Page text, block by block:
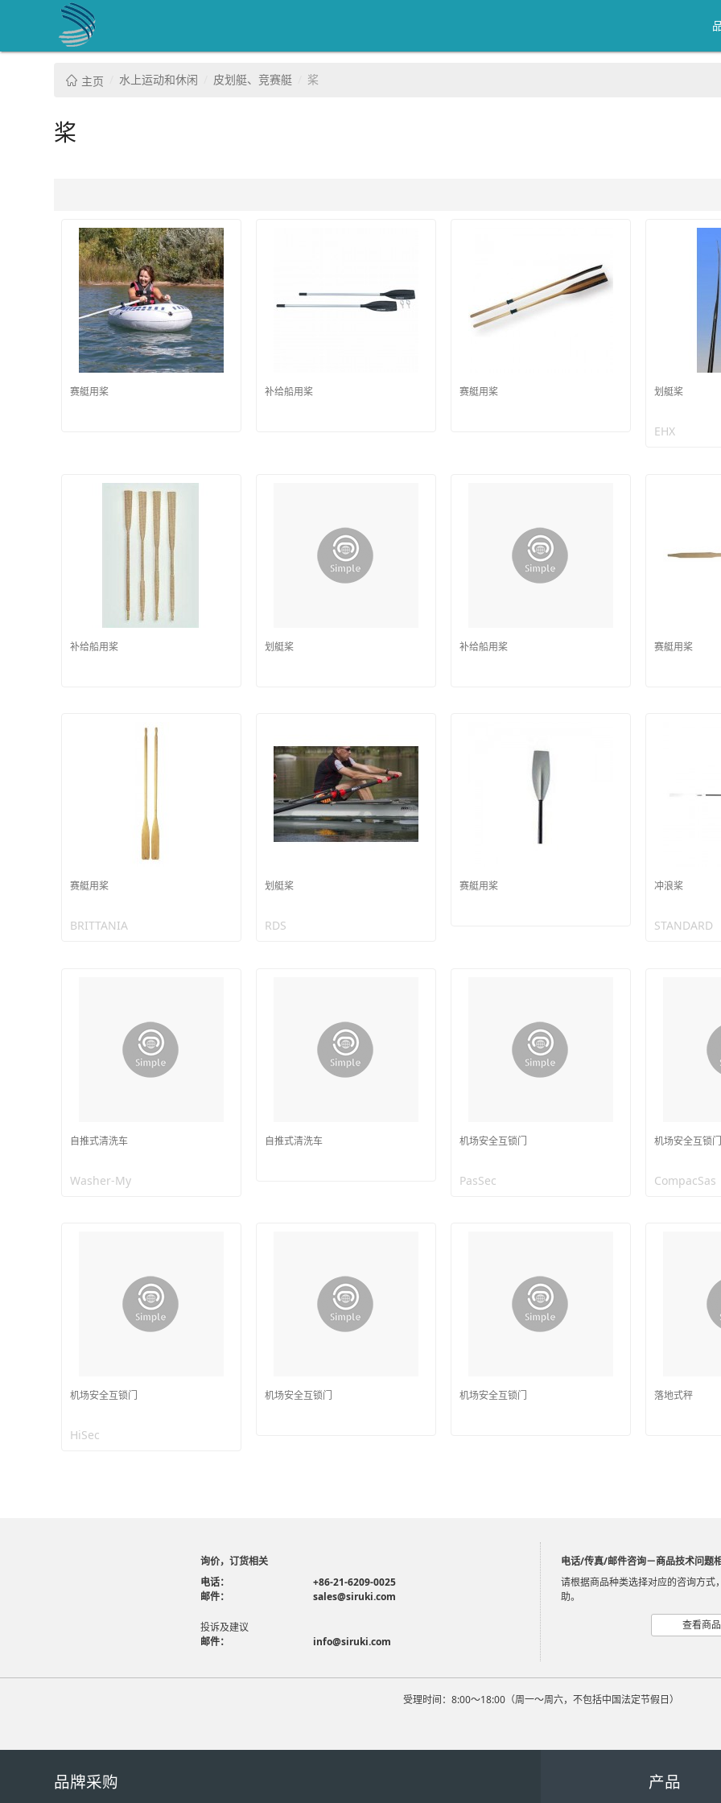
主页 水上运动和休闲 皮划艇、竞赛艇 桨
桨
赛艇用桨 补给船用桨 赛艇用桨 划艇桨
EHX
补给船用桨 划艇桨 补给船用桨 赛艇用桨
赛艇用桨
BRITTANIA
划艇桨
RDS
赛艇用桨 冲浪桨
STANDARD
自推式清洗车
Washer-My
自推式清洗车 机场安全互锁门
PasSec
机场安全互锁门
CompacSas
机场安全互锁门
HiSec
机场安全互锁门 机场安全互锁门 落地式秤
询价，订货相关
电话：
+86-21-6209-0025
邮件：
sales@siruki.com
投诉及建议
邮件：
info@siruki.com
电话/传真/邮件咨询－商品技术问题
请根据商品种类选择对应的咨询方
助。
查看商
受理时间：8:00～18:00（周一～周六，不包括中国法定节假日）
品牌采购 产品